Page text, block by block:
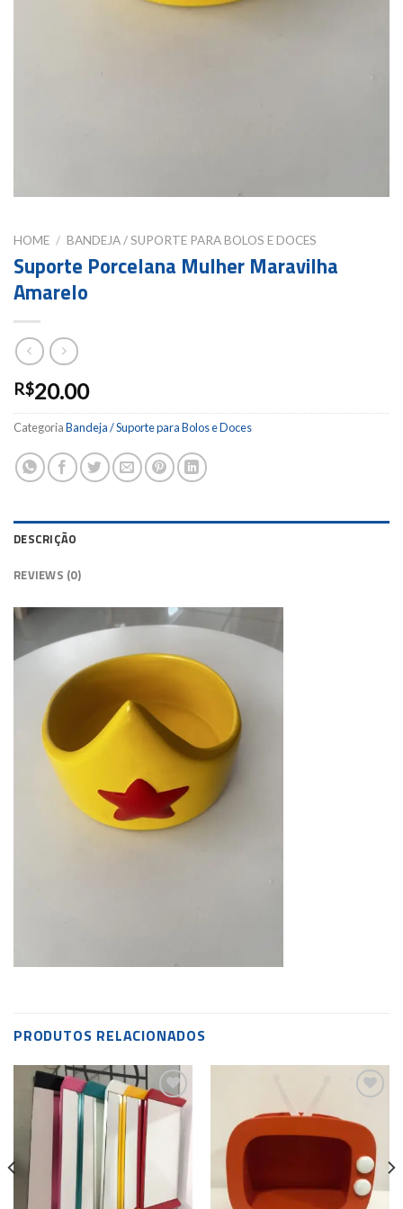
HOME / BANDEJA / SUPORTE PARA BOLOS E DOCES
Suporte Porcelana Mulher Maravilha
Amarelo
R$20.00
CategoriaBandeja / Suporte para Bolos e Doces
DESCRIÇÃO
REVIEWS (0)
PRODUTOS RELACIONADOS
Add to
wishlist
wishlist